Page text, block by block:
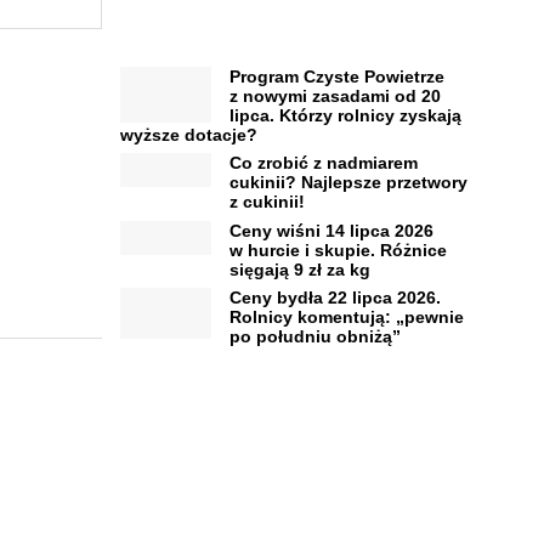
Program Czyste Powietrze
z nowymi zasadami od 20
lipca. Którzy rolnicy zyskają
wyższe dotacje?
Co zrobić z nadmiarem
cukinii? Najlepsze przetwory
z cukinii!
Ceny wiśni 14 lipca 2026
w hurcie i skupie. Różnice
sięgają 9 zł za kg
Ceny bydła 22 lipca 2026.
Rolnicy komentują: „pewnie
po południu obniżą”